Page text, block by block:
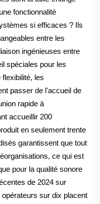
fonctionnalité
si efficaces ? Ils
entre les
ingénieuses entre
spéciales pour les
les
passer de l'accueil de
rapide à
accueillir 200
en seulement trente
garantissent que tout
ce qui est
pour la qualité sonore
de 2024 sur
sur dix placent